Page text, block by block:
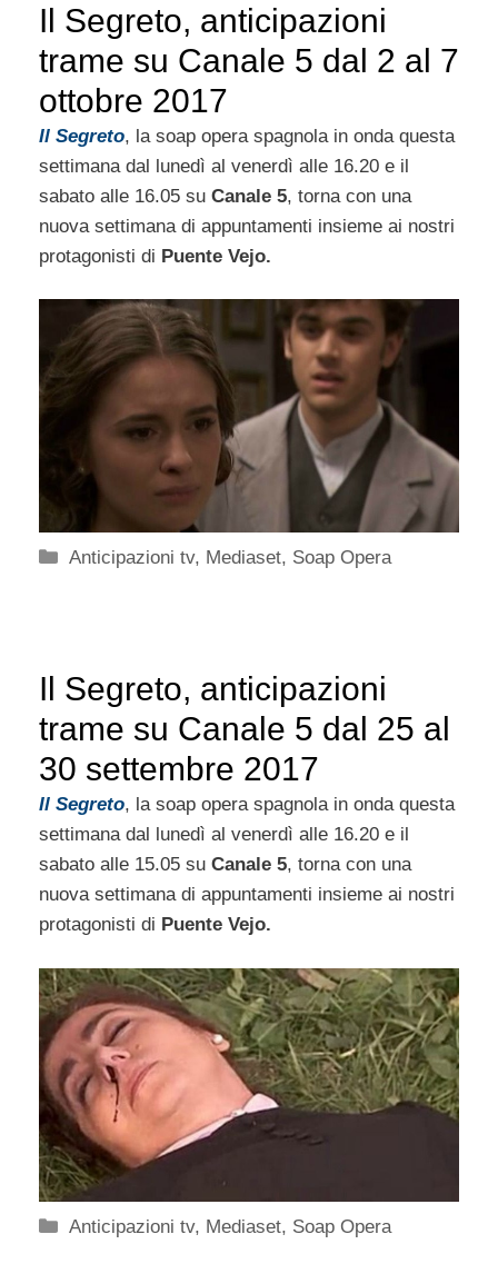
Il Segreto, anticipazioni
trame su Canale 5 dal 2 al 7
ottobre 2017
Il Segreto, la soap opera spagnola in onda questa
settimana dal lunedì al venerdì alle 16.20 e il
sabato alle 16.05 su Canale 5, torna con una
nuova settimana di appuntamenti insieme ai nostri
protagonisti di Puente Vejo.
Categorie
Anticipazioni tv, Mediaset, Soap Opera
Il Segreto, anticipazioni
trame su Canale 5 dal 25 al
30 settembre 2017
Il Segreto, la soap opera spagnola in onda questa
settimana dal lunedì al venerdì alle 16.20 e il
sabato alle 15.05 su Canale 5, torna con una
nuova settimana di appuntamenti insieme ai nostri
protagonisti di Puente Vejo.
Categorie
Anticipazioni tv, Mediaset, Soap Opera